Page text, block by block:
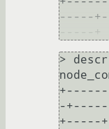
-----
-----+
>
-
+-----